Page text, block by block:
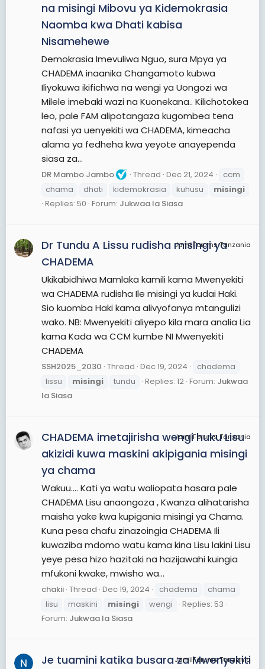
na misingi Mibovu ya Kidemokrasia
Naomba kwa Dhati kabisa
Nisamehewe
Demokrasia Imevuliwa Nguo, sura Mpya ya
CHADEMA inaanika Changamoto kubwa
Iliyokuwa ikifichwa na wengi ya Uongozi wa
Milele imebaki wazi na Kuonekana.. Kilichotokea
leo, pale FAM alipotangaza kugombea tena
nafasi ya uenyekiti wa CHADEMA, kimeacha
alama ya fedheha kwa yeyote anayependa
siasa za...
DR Mambo Jambo Thread Dec 21, 2024
ccm
chama
dhati kidemokrasia kuhusu
misingi
Replies: 50 Forum: Jukwaa la Siasa
JamiiForums Tanzania
Dr Tundu A Lissu rudisha misingi ya
CHADEMA
Ukikabidhiwa Mamlaka kamili kama Mwenyekiti
wa CHADEMA rudisha Ile misingi ya kudai Haki.
Sio kuomba Haki kama alivyofanya mtangulizi
wako. NB: Mwenyekiti aliyepo kila mara analia Lia
kama Kada wa CCM kumbe NI Mwenyekiti
CHADEMA
SSH2025_2030 Thread Dec 19, 2024
chadema
lissu
misingi tundu Replies: 12 Forum: Jukwaa
la Siasa
JamiiForums Tanzania
CHADEMA imetajirisha wengi huku Lisu
akizidi kuwa maskini akipigania misingi
ya chama
Wakuu.... Kati ya watu waliopata hasara pale
CHADEMA Lisu anaongoza , Kwanza alihatarisha
maisha yake kwa kupigania misingi ya Chama.
Kuna pesa chafu zinazoingia CHADEMA Ili
kuwaziba mdomo watu kama kina Lisu lakini Lisu
yeye pesa hizo hazitaki na hazijawahi kuingia
mfukoni kwake, mwisho wa...
chakii Thread Dec 19, 2024 chadema
chama
lisu
maskini misingi wengi
Replies: 53
Forum: Jukwaa la Siasa
JamiiForums Tanzania
Je tuamini katika busara za Mwenyekiti